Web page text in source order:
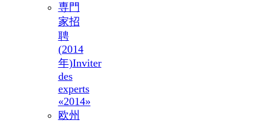
専門
家招
聘
(2014
年)Inviter
des
experts
«2014»
欧州